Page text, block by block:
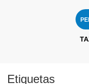
Etiquetas